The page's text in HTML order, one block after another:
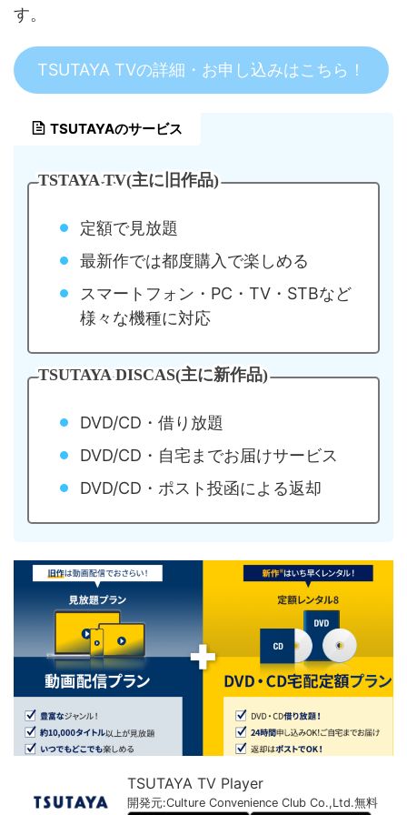
す。
TSUTAYA TVの詳細・お申し込みはこちら！
TSUTAYAのサービス
TSTAYA TV(主に旧作品)
定額で見放題
最新作では都度購入で楽しめる
スマートフォン・PC・TV・STBなど
様々な機種に対応
TSUTAYA DISCAS(主に新作品)
DVD/CD・借り放題
DVD/CD・自宅までお届けサービス
DVD/CD・ポスト投函による返却
TSUTAYA TV Player
開発元:Culture Convenience Club Co.,Ltd.無料